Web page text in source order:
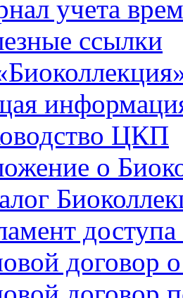
учета
ссылки
ЦКП
о
договор